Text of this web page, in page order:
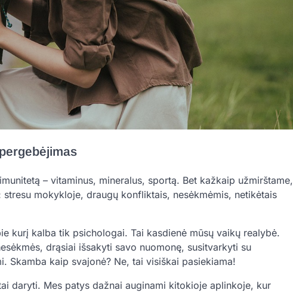
– vitaminus, mineralus, sportą. Bet kažkaip užmirštame,
mokykloje, draugų konfliktais, nesėkmėmis, netikėtais
kurį kalba tik psichologai. Tai kasdienė mūsų vaikų realybė.
drąsiai išsakyti savo nuomonę, susitvarkyti su
Skamba kaip svajonė? Ne, tai visiškai pasiekiama!
daryti. Mes patys dažnai auginami kitokioje aplinkoje, kur